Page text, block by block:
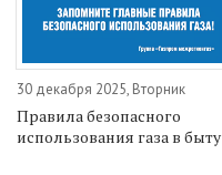
30 декабря 2025, Вторник
Правила безопасного
использования газа в быту